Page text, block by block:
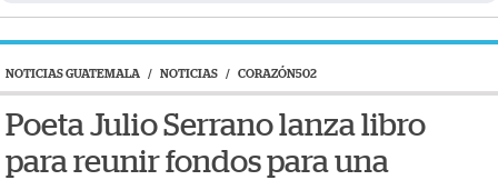
NOTICIAS GUATEMALA / NOTICIAS / CORAZÓN502
Poeta Julio Serrano lanza libro
para reunir fondos para una